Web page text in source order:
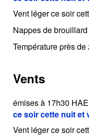
Vent léger ce soir
Nappes de
Température près de
Vents
émises à 17h30
ce soir cette nuit et
Vent léger ce soir